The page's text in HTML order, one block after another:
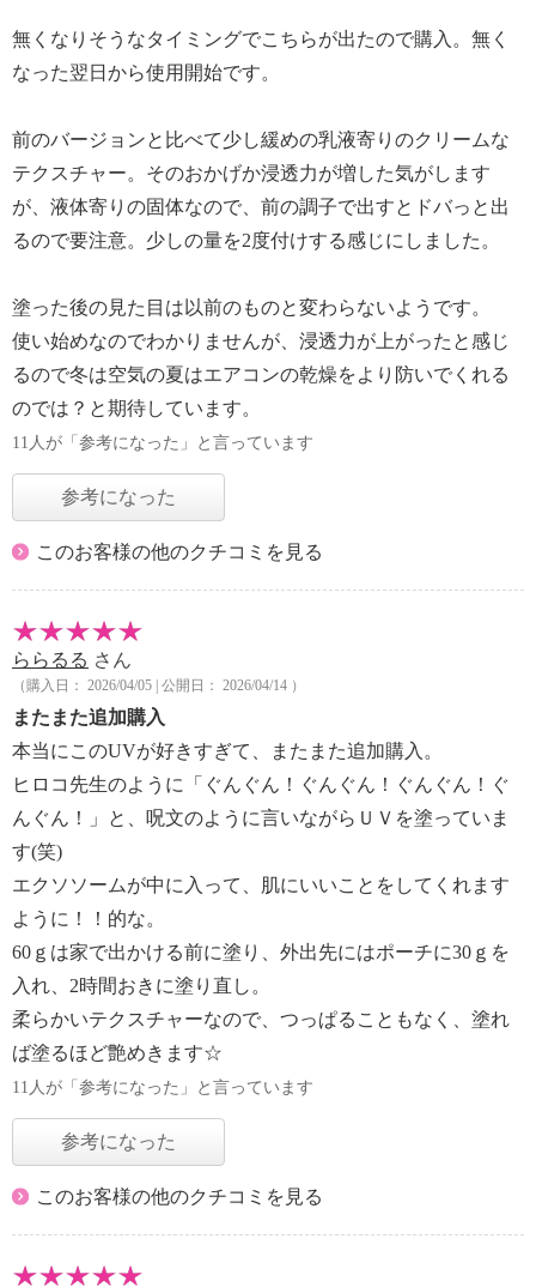
無くなりそうなタイミングでこちらが出たので購入。無く
なった翌日から使用開始です。
前のバージョンと比べて少し緩めの乳液寄りのクリームな
テクスチャー。そのおかげか浸透力が増した気がします
が、液体寄りの固体なので、前の調子で出すとドバっと出
るので要注意。少しの量を2度付けする感じにしました。
塗った後の見た目は以前のものと変わらないようです。
使い始めなのでわかりませんが、浸透力が上がったと感じ
るので冬は空気の夏はエアコンの乾燥をより防いでくれる
のでは？と期待しています。
11人が「参考になった」と言っています
参考になった
このお客様の他のクチコミを見る
ららるる さん
（購入日： 2026/04/05 | 公開日： 2026/04/14 ）
またまた追加購入
本当にこのUVが好きすぎて、またまた追加購入。
ヒロコ先生のように「ぐんぐん！ぐんぐん！ぐんぐん！ぐ
んぐん！」と、呪文のように言いながらＵＶを塗っていま
す(笑)
エクソソームが中に入って、肌にいいことをしてくれます
ように！！的な。
60ｇは家で出かける前に塗り、外出先にはポーチに30ｇを
入れ、2時間おきに塗り直し。
柔らかいテクスチャーなので、つっぱることもなく、塗れ
ば塗るほど艶めきます☆
11人が「参考になった」と言っています
参考になった
このお客様の他のクチコミを見る